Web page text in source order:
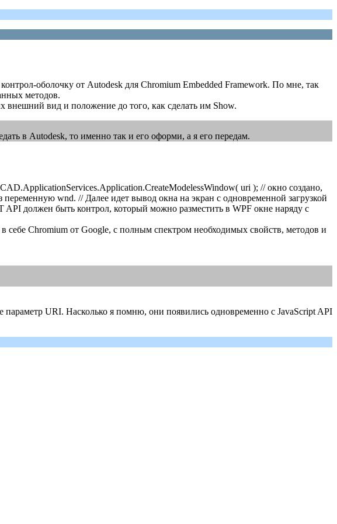
оболочку от Autodesk для Chromium Embedded Framework. По мне, так
методов.
внешний вид и положение до того, как сделать им Show.
в Autodesk, то именно так и его оформи, а я его передам.
uri ); // окно создано,
wnd. // Далее идет вывод окна на экран с одновременной загрузкой
должен быть контрол, который можно разместить в WPF окне наряду с
Chromium от Google, c полным спектром необходимых свойств, методов и
URI. Насколько я помню, они появились одновременно с JavaScript API